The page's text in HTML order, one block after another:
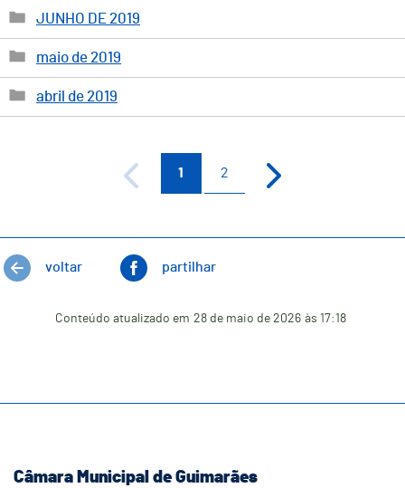
JUNHO DE 2019
maio de 2019
abril de 2019
1 2
voltar partilhar
Conteúdo atualizado em 28 de maio de 2026 às 17:18
Câmara Municipal de Guimarães